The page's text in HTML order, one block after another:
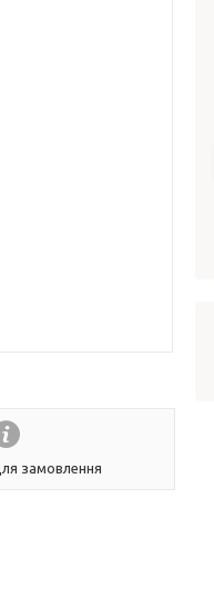
замовлення